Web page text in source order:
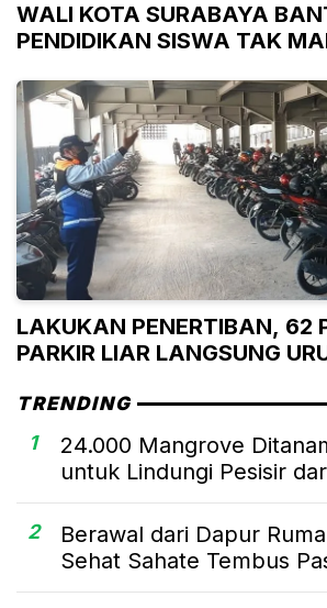
WALI KOTA SURABAYA
PENDIDIKAN SISWA TAK
LAKUKAN PENERTIBAN, 62
PARKIR LIAR LANGSUNG
TRENDING
1
24.000 Mangrove
untuk Lindungi Pesisir
2
Berawal dari Dapur
Sehat Sahate Tembus